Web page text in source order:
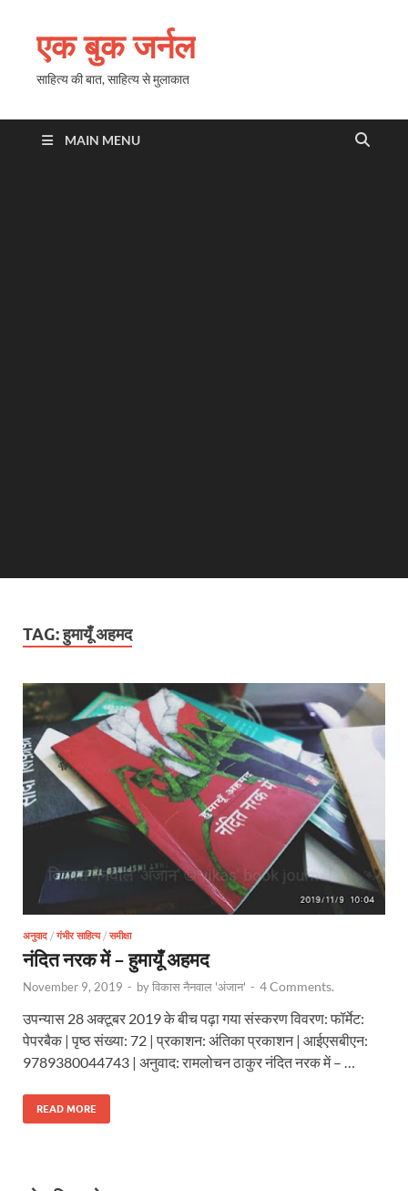
एक बुक जर्नल
साहित्य की बात, साहित्य से मुलाकात
MAIN MENU
TAG:हुमायूँ अहमद
अनुवाद / गंभीर साहित्य/ समीक्षा
नंदित नरक में – हुमायूँ अहमद
November 9, 2019 - byविकास नैनवाल 'अंजान' - 4 Comments.
उपन्यास 28 अक्टूबर 2019 के बीच पढ़ा गया संस्करण विवरण: फॉर्मेट:
पेपरबैक | पृष्ठ संख्या: 72 | प्रकाशन: अंतिका प्रकाशन | आईएसबीएन:
9789380044743 | अनुवाद: रामलोचन ठाकुर नंदित नरक में – …
READ MORE